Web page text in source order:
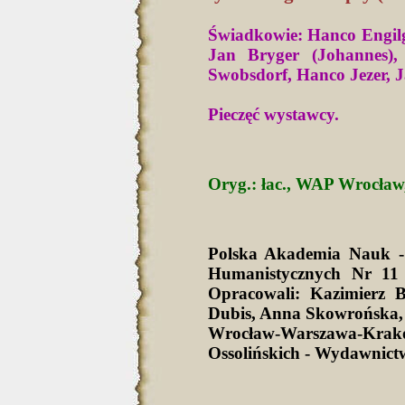
Świadkowie: Hanco
Jan Bryger
Swobsdorf, Hanco Jezer,
Pieczęć wystawcy.
Oryg.: łac., WAP
Polska Akademia Nauk
Humanistycznych Nr
Opracowali: Kazimierz
Dubis, Anna
Wrocław-Warszawa-
Ossolińskich -